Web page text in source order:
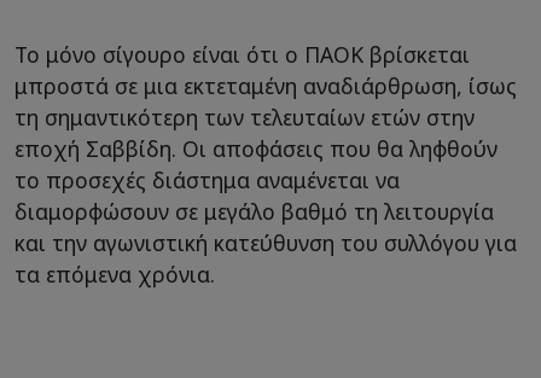
Το μόνο σίγουρο είναι ότι ο ΠΑΟΚ βρίσκεται
μπροστά σε μια εκτεταμένη αναδιάρθρωση, ίσως
τη σημαντικότερη των τελευταίων ετών στην
εποχή Σαββίδη. Οι αποφάσεις που θα ληφθούν
το προσεχές διάστημα αναμένεται να
διαμορφώσουν σε μεγάλο βαθμό τη λειτουργία
και την αγωνιστική κατεύθυνση του συλλόγου για
τα επόμενα χρόνια.